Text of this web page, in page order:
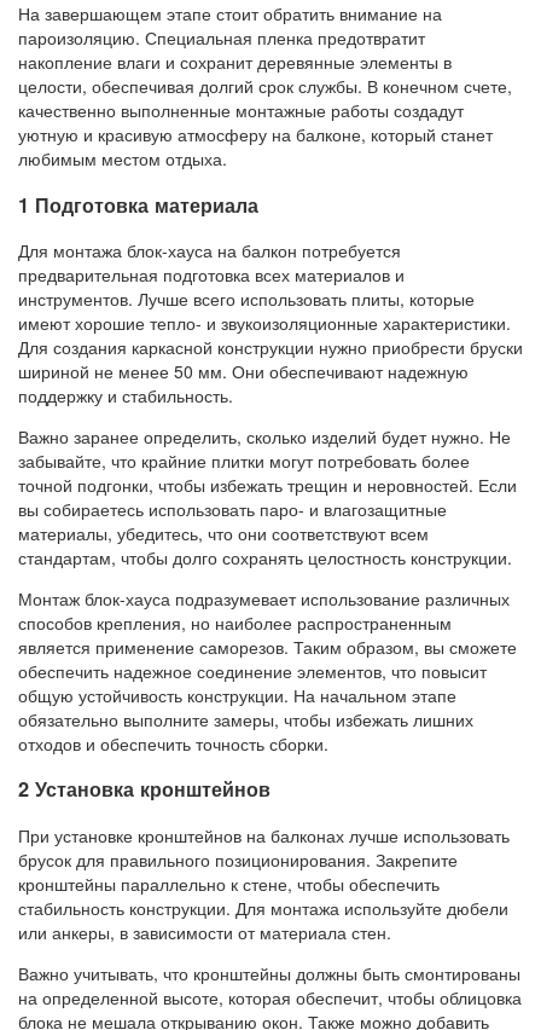
На завершающем этапе стоит обратить внимание на
пароизоляцию. Специальная пленка предотвратит
накопление влаги и сохранит деревянные элементы в
целости, обеспечивая долгий срок службы. В конечном счете,
качественно выполненные монтажные работы создадут
уютную и красивую атмосферу на балконе, который станет
любимым местом отдыха.
1 Подготовка материала
Для монтажа блок-хауса на балкон потребуется
предварительная подготовка всех материалов и
инструментов. Лучше всего использовать плиты, которые
имеют хорошие тепло- и звукоизоляционные характеристики.
Для создания каркасной конструкции нужно приобрести бруски
шириной не менее 50 мм. Они обеспечивают надежную
поддержку и стабильность.
Важно заранее определить, сколько изделий будет нужно. Не
забывайте, что крайние плитки могут потребовать более
точной подгонки, чтобы избежать трещин и неровностей. Если
вы собираетесь использовать паро- и влагозащитные
материалы, убедитесь, что они соответствуют всем
стандартам, чтобы долго сохранять целостность конструкции.
Монтаж блок-хауса подразумевает использование различных
способов крепления, но наиболее распространенным
является применение саморезов. Таким образом, вы сможете
обеспечить надежное соединение элементов, что повысит
общую устойчивость конструкции. На начальном этапе
обязательно выполните замеры, чтобы избежать лишних
отходов и обеспечить точность сборки.
2 Установка кронштейнов
При установке кронштейнов на балконах лучше использовать
брусок для правильного позиционирования. Закрепите
кронштейны параллельно к стене, чтобы обеспечить
стабильность конструкции. Для монтажа используйте дюбели
или анкеры, в зависимости от материала стен.
Важно учитывать, что кронштейны должны быть смонтированы
на определенной высоте, которая обеспечит, чтобы облицовка
блока не мешала открыванию окон. Также можно добавить